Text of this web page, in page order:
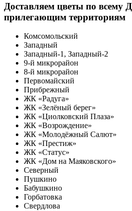
Доставляем цветы по всему
прилегающим территориям
Комсомольский
Западный
Западный-1, Западный-2
9-й микрорайон
8-й микрорайон
Первомайский
Прибрежный
ЖК «Радуга»
ЖК «Зелёный берег»
ЖК «Циолковский Плаза»
ЖК «Возрождение»
ЖК «Молодёжный Салют»
ЖК «Престиж»
ЖК «Статус»
ЖК «Дом на Маяковского»
Северный
Пушкино
Бабушкино
Горбатовка
Свердлова